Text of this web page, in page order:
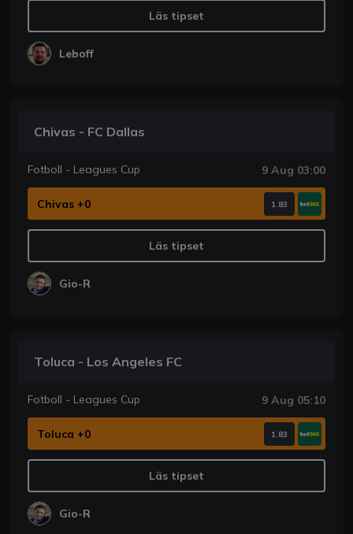
Läs tipset
Leboff
Chivas - FC Dallas
Fotboll - Leagues Cup 9 Aug 03:00
Chivas +0 1.83
Läs tipset
Gio-R
Toluca - Los Angeles FC
Fotboll - Leagues Cup 9 Aug 05:10
Toluca +0 1.83
Läs tipset
Gio-R